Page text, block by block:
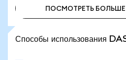
ПОСМОТРЕТЬ
Способы использования